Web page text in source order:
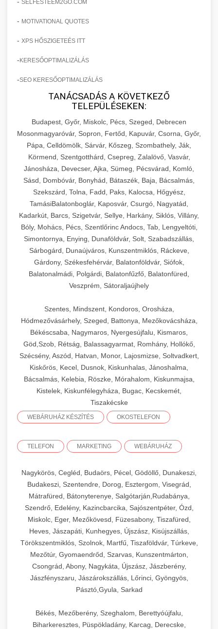
SELFESTEEM2GO.COM
- MOTIVATIONAL QUOTES
- XPS HŐSZIGETEÉS ITT
- KERESŐOPTIMALIZÁLÁS
-SEO KERESŐOPTIMALIZÁLÁS
TANÁCSADÁS A KÖVETKEZŐ
TELEPÜLÉSEKEN:
Budapest, Győr, Miskolc, Pécs, Szeged, Debrecen
Mosonmagyaróvár, Sopron, Fertőd, Kapuvár, Csorna, Győr,
Pápa, Celldömölk, Sárvár, Kőszeg, Szombathely, Ják,
Körmend, Szentgotthárd, Csepreg, Zalalövő, Vasvár,
Jánosháza, Devecser, Ajka, Sümeg, Pécsvárad, Komló,
Sásd, Dombóvár, Bonyhád, Bátaszék, Baja, Bácsalmás,
Szekszárd, Tolna, Fadd, Paks, Kalocsa, Hőgyész,
TamásiBalatonboglár, Kaposvár, Csurgó, Nagyatád,
Kadarkút, Barcs, Szigetvár, Sellye, Harkány, Siklós, Villány,
Bóly, Mohács, Pécs, Szentlőrinc Andocs, Tab, Lengyeltóti,
Simontornya, Enying, Dunaföldvár, Solt, Szabadszállás,
Sárbogárd, Dunaújváros, Kunszentmiklós, Ráckeve,
Gárdony, Székesfehérvár, Balatonföldvár, Siófok,
Balatonalmádi, Polgárdi, Balatonfűzfő, Balatonfüred,
Veszprém, Sátoraljaújhely
Szentes, Mindszent, Kondoros, Orosháza,
Hódmezővásárhely, Szeged, Battonya, Mezőkovácsháza,
Békéscsaba, Nagymaros, Nyergesújfalu, Kismaros,
Göd,Szob, Rétság, Balassagyarmat, Romhány, Hollókő,
Szécsény, Aszód, Hatvan, Monor, Lajosmizse, Soltvadkert,
Kiskőrös, Kecel, Dusnok, Kiskunhalas, Jánoshalma,
Bácsalmás, Kelebia, Röszke, Mórahalom, Kiskunmajsa,
Kistelek, Kiskunfélegyháza, Bugac, Kecskemét,
Tiszakécske
WEBÁRUHÁZ KÉSZÍTÉS OKOSTELEFON
TELEFON MARKETING WEBÁRUHÁZ
Nagykörös, Cegléd, Budaörs, Pécel, Gödöllő, Dunakeszi,
Budakeszi, Szentendre, Dorog, Esztergom, Visegrád,
Mátrafüred, Bátonyterenye, Salgótarján,Rudabánya,
Szendrő, Edelény, Kazincbarcika, Sajószentpéter, Ózd,
Miskolc, Eger, Mezőkövesd, Füzesabony, Tiszafüred,
Heves, Jászapáti, Kunhegyes, Újszász, Kisújszállás,
Törökszentmiklós, Szolnok, Martfű, Tiszaföldvár, Túrkeve,
Mezőtúr, Gyomaendrőd, Szarvas, Kunszentmárton,
Csongrád, Abony, Nagykáta, Újszász, Jászberény,
Jászfényszaru, Jászárokszállás, Lőrinci, Gyöngyös,
Pásztó,Gyula, Sarkad
Békés, Mezőberény, Szeghalom, Berettyóújfalu,
Biharkeresztes, Püspökladány, Karcag, Derecske,